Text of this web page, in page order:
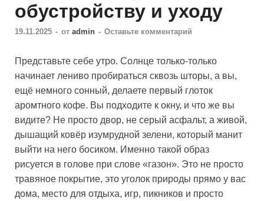
обустройству и уходу
19.11.2025 - от admin - Оставьте комментарий
Представьте себе утро. Солнце только-только
начинает лениво пробираться сквозь шторы, а вы,
ещё немного сонный, делаете первый глоток
аромтного кофе. Вы подходите к окну, и что же вы
видите? Не просто двор, не серый асфальт, а живой,
дышащий ковёр изумрудной зелени, который манит
выйти на него босиком. Именно такой образ
рисуется в голове при слове «газон». Это не просто
травяное покрытие, это уголок природы прямо у вас
дома, место для отдыха, игр, пикников и просто